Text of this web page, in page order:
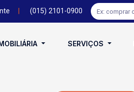
(015) 2101-0900
SERVIÇOS